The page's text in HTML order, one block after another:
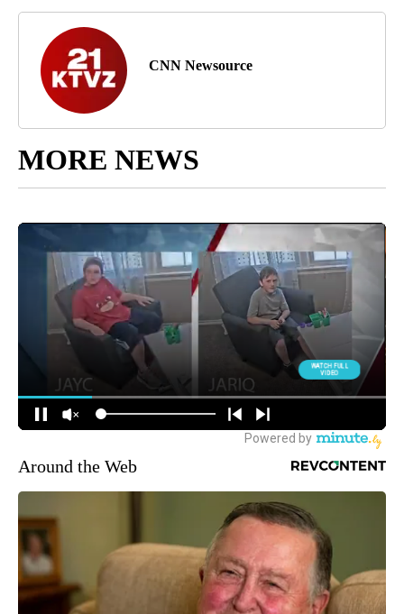
CNN Newsource
MORE NEWS
Around the Web